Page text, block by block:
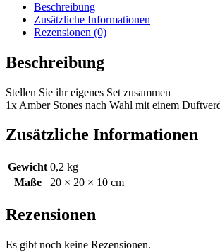
Beschreibung
Zusätzliche Informationen
Rezensionen (0)
Beschreibung
Stellen Sie ihr eigenes Set zusammen
1x Amber Stones nach Wahl mit einem
Zusätzliche Informationen
Gewicht 0,2 kg
Maße
20 × 20 × 10 cm
Rezensionen
Es gibt noch keine Rezensionen.